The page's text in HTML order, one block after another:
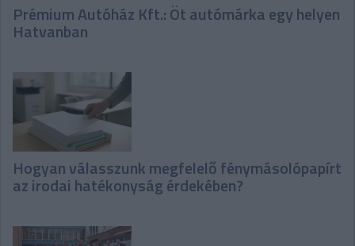
Prémium Autóház Kft.: Öt autómárka egy helyen
Hatvanban
Hogyan válasszunk megfelelő fénymásolópapírt
az irodai hatékonyság érdekében?